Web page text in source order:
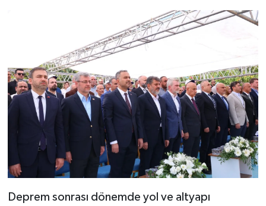
Deprem sonrası dönemde yol ve altyapı